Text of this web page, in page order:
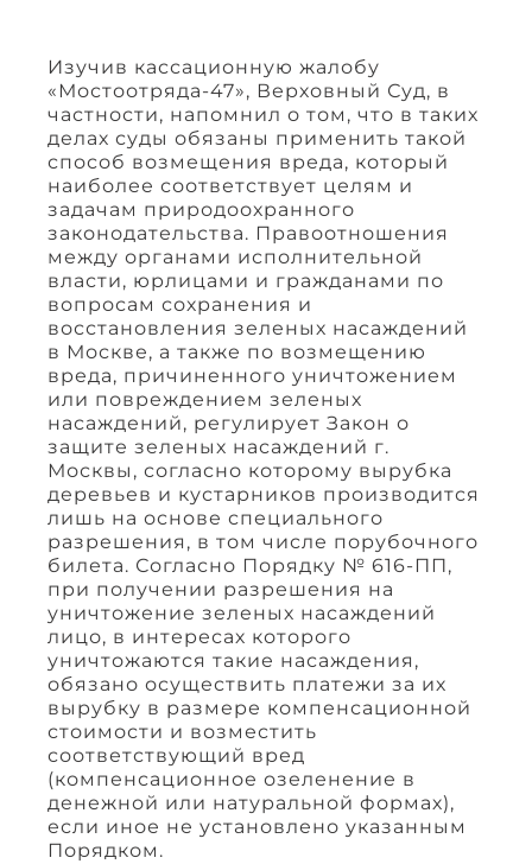
Изучив кассационную жалобу
«Мостоотряда-47», Верховный Суд, в
частности, напомнил о том, что в таких
делах суды обязаны применить такой
способ возмещения вреда, который
наиболее соответствует целям и
задачам природоохранного
законодательства. Правоотношения
между органами исполнительной
власти, юрлицами и гражданами по
вопросам сохранения и
восстановления зеленых насаждений
в Москве, а также по возмещению
вреда, причиненного уничтожением
или повреждением зеленых
насаждений, регулирует Закон о
защите зеленых насаждений г.
Москвы, согласно которому вырубка
деревьев и кустарников производится
лишь на основе специального
разрешения, в том числе порубочного
билета. Согласно Порядку № 616-ПП,
при получении разрешения на
уничтожение зеленых насаждений
лицо, в интересах которого
уничтожаются такие насаждения,
обязано осуществить платежи за их
вырубку в размере компенсационной
стоимости и возместить
соответствующий вред
(компенсационное озеленение в
денежной или натуральной формах),
если иное не установлено указанным
Порядком.